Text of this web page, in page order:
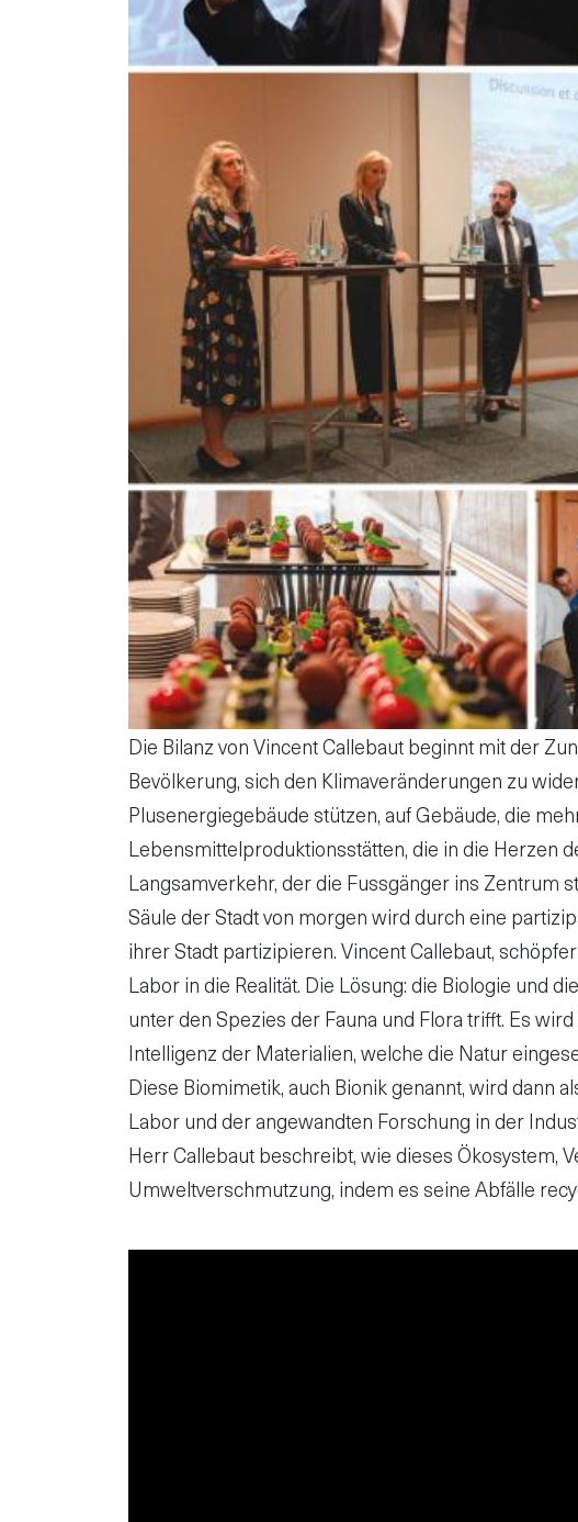
Die Bilanz von Vincent Callebaut beginnt mit der
Bevölkerung, sich den Klimaveränderungen zu
Plusenergiegebäude stützen, auf Gebäude, die
Lebensmittelproduktionsstätten, die in die Herzen
Langsamverkehr, der die Fussgänger ins Zentrum
Säule der Stadt von morgen wird durch eine
ihrer Stadt partizipieren. Vincent Callebaut,
Labor in die Realität. Die Lösung: die Biologie und
unter den Spezies der Fauna und Flora trifft. Es
Intelligenz der Materialien, welche die Natur
Diese Biomimetik, auch Bionik genannt, wird dann
Labor und der angewandten Forschung in der
Herr Callebaut beschreibt, wie dieses Ökosystem,
Umweltverschmutzung, indem es seine Abfälle